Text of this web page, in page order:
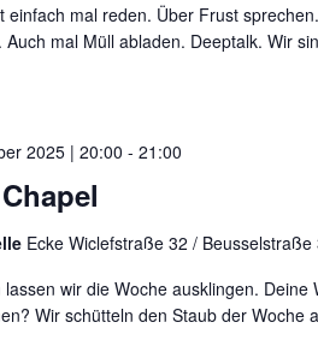
einfach mal reden. Über Frust
Auch mal Müll abladen. Deeptalk. Wir
2025 | 20:00 - 21:00
Ecke Wiclefstraße 32 / Beusselstraße
wir die Woche ausklingen.
Wir schütteln den Staub der Woche